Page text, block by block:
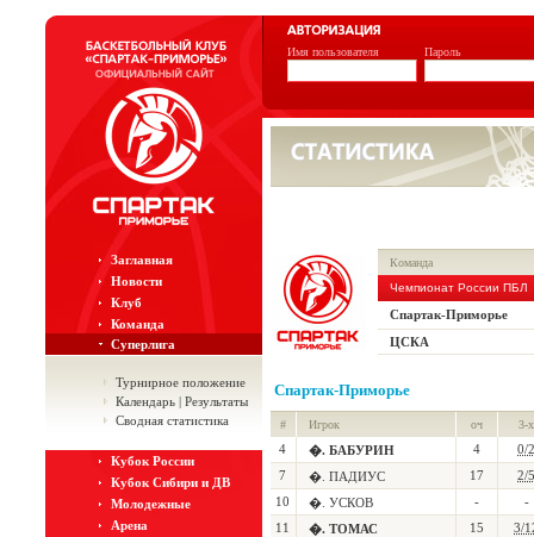
Имя пользователя Пароль
Заглавная
Новости
Клуб
Команда
Суперлига
Турнирное положение
Календарь | Результаты
Сводная статистика
Кубок России
Кубок Сибири и ДВ
Молодежные
Арена
Команда
Чемпионат России ПБЛ
Спартак-Приморье
ЦСКА
Спартак-Приморье
# Игрок оч 3-х
4 �. БАБУРИН 4
0/2
7
�. ПАДИУС 17
2/5
10
�. УСКОВ -
-
11
�. ТОМАС 15
3/